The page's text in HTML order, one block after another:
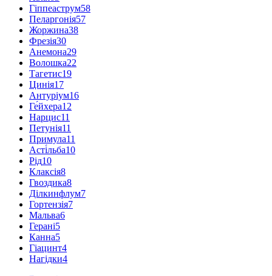
Гіппеаструм58
Пеларгонія57
Жоржина38
Фрезія30
Анемона29
Волошка22
Тагетис19
Цинія17
Антуріум16
Ге́йхера12
Нарцис11
Петунія11
Примула11
Асті́льба10
Рід10
Клаксія8
Гвоздика8
Ділкинфлум7
Гортензія7
Мальва6
Герані5
Канна5
Гіацинт4
Нагідки4